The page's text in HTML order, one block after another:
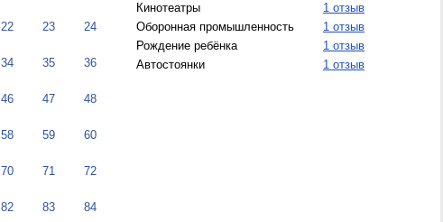
22 23 24
34 35 36
46 47 48
58 59 60
70 71 72
82 83 84
Кинотеатры
1 отзыв
Оборонная промышленность
1 отзыв
Рождение ребёнка
1 отзыв
Автостоянки
1 отзыв